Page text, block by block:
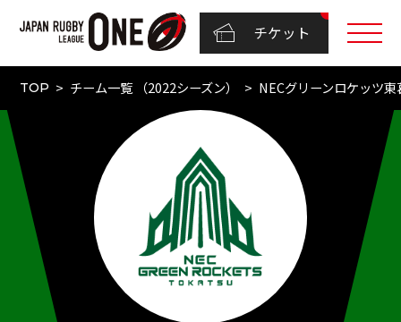
チケット
TOP チーム一覧 （2022シーズン） NECグリーンロケッツ東